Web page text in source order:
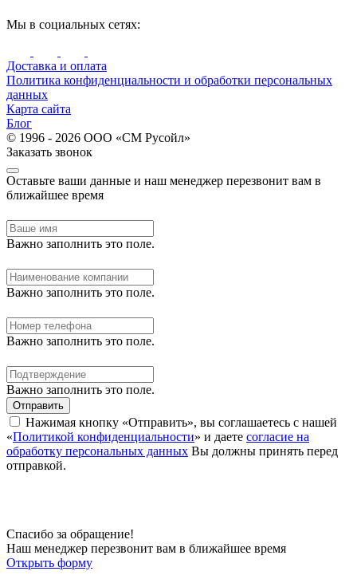
Мы в социальных сетях:
Доставка и оплата
Политика конфиденциальности и обработки персональных
данных
Карта сайта
Блог
© 1996 - 2026 ООО «СМ Русойл»
Заказать звонок
Оставьте ваши данные и наш менеджер перезвонит вам в
ближайшее время
Важно заполнить это поле.
Важно заполнить это поле.
Важно заполнить это поле.
Важно заполнить это поле.
Отправить
Нажимая кнопку «Отправить», вы соглашаетесь с нашей
«Политикой конфиденциальности» и даете согласие на
обработку персональных данных Вы должны принять перед
отправкой.
Спасибо за обращение!
Наш менеджер перезвонит вам в ближайшее время
Открыть форму